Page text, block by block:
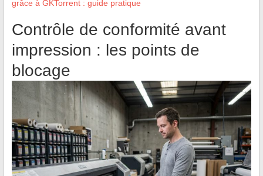
grâce à GKTorrent : guide pratique
Contrôle de conformité avant
impression : les points de
blocage